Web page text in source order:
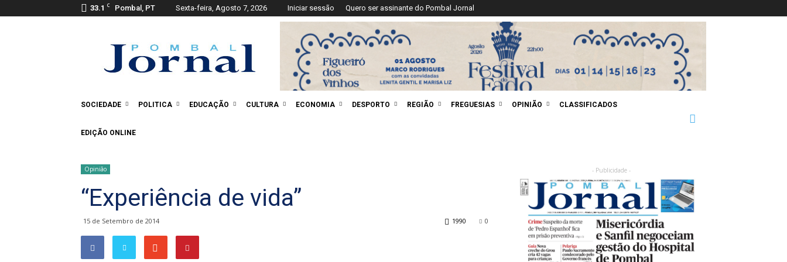
33.1 C Pombal, PT Sexta-feira, Agosto 7, 2026 Iniciar sessão Quero ser assinante do Pombal Jornal
Jornal
SOCIEDADE POLITICA EDUCAÇÃO CULTURA ECONOMIA DESPORTO REGIÃO FREGUESIAS OPINIÃO CLASSIFICADOS
EDIÇÃO ONLINE
Opinião
“Experiência de vida”
15 de Setembro de 2014 0
1990
- Publicidade -